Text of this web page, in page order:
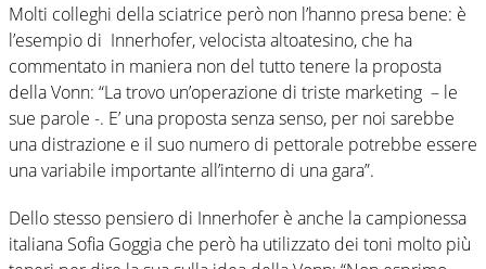
Molti colleghi della sciatrice però non l’hanno presa bene: è
l’esempio di Innerhofer, velocista altoatesino, che ha
commentato in maniera non del tutto tenere la proposta
della Vonn: “La trovo un’operazione di triste marketing – le
sue parole -. E’ una proposta senza senso, per noi sarebbe
una distrazione e il suo numero di pettorale potrebbe essere
una variabile importante all’interno di una gara”.
Dello stesso pensiero di Innerhofer è anche la campionessa
italiana Sofia Goggia che però ha utilizzato dei toni molto più